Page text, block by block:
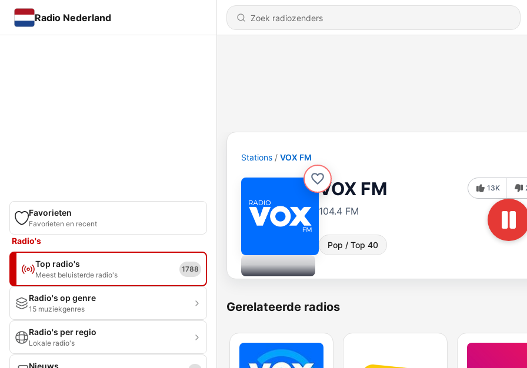
Radio Nederland
Favorieten
Favorieten en recent
Radio's
Top radio's
Meest beluisterde radio's
1788
Radio's op genre
15 muziekgenres
Radio's per regio
Lokale radio's
Nieuws
Stations VOX FM
VOX FM
104.4 FM
Pop / Top 40
13K
Gerelateerde radios